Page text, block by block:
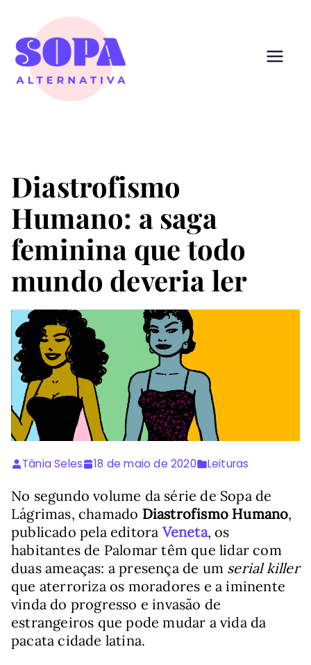
conteúdo
Diastrofismo
Humano: a saga
feminina que todo
mundo deveria ler
Tânia Seles 18 de maio de 2020 Leituras
No segundo volume da série de Sopa de
Lágrimas, chamado Diastrofismo Humano,
publicado pela editora Veneta, os
habitantes de Palomar têm que lidar com
duas ameaças: a presença de um serial killer
que aterroriza os moradores e a iminente
vinda do progresso e invasão de
estrangeiros que pode mudar a vida da
pacata cidade latina.